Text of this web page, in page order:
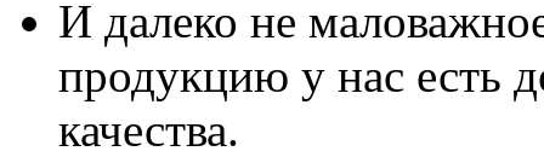
И далеко не
продукцию у нас есть
качества.